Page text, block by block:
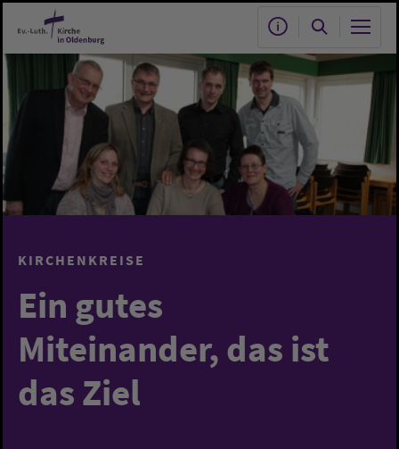
Zum Hauptinhalt springen
KIRCHENKREISE
Ein gutes
Miteinander, das ist
das Ziel